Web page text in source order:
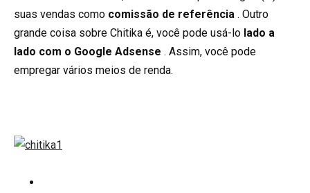
suas vendas como comissão de referência . Outro
grande coisa sobre Chitika é, você pode usá-lo lado a
lado com o Google Adsense . Assim, você pode
empregar vários meios de renda.